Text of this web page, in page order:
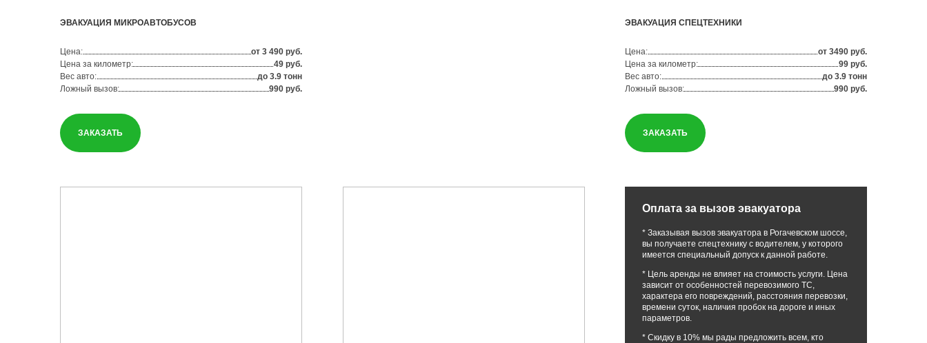
ЭВАКУАЦИЯ МИКРОАВТОБУСОВ
Цена:
от 3 490 руб.
Цена за километр:
49 руб.
Вес авто:
до 3.9 тонн
Ложный вызов:
990 руб.
ЗАКАЗАТЬ
ЭВАКУАЦИЯ СПЕЦТЕХНИКИ
Цена:
от 3490 руб.
Цена за километр:
99 руб.
Вес авто:
до 3.9 тонн
Ложный вызов:
990 руб.
ЗАКАЗАТЬ
Оплата за вызов эвакуатора
* Заказывая вызов эвакуатора в Рогачевском шоссе,
вы получаете спецтехнику с водителем, у которого
имеется специальный допуск к данной работе.
* Цель аренды не влияет на стоимость услуги. Цена
зависит от особенностей перевозимого ТС,
характера его повреждений, расстояния перевозки,
времени суток, наличия пробок на дороге и иных
параметров.
* Скидку в 10% мы рады предложить всем, кто